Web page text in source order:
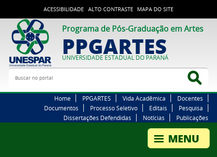
ACESSIBILIDADE ALTO CONTRASTE MAPA DO SITE
Programa de Pós-Graduação em Artes
PPGARTES
UNIVERSIDADE ESTADUAL DO PARANÁ
Buscar no portal
Home PPGARTES Vida Acadêmica
Docentes
Documentos
Processo Seletivo Editais
Pesquisa
Dissertações Defendidas
Notícias Publicações